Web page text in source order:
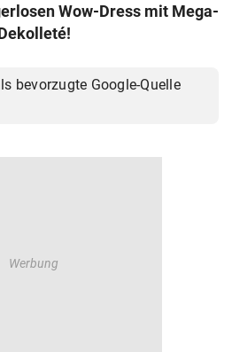
Wow-Dress mit Mega-
bevorzugte Google-Quelle